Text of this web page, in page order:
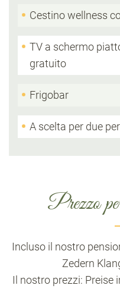
Cestino wellness
TV a schermo
gratuito
Frigobar
A scelta per due
Prezzo
Incluso il nostro
Zedern
Il nostro prezzi: Preise